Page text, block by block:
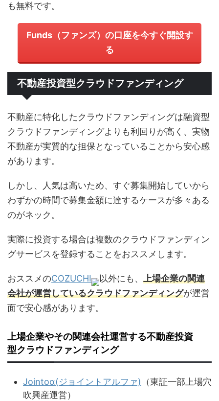
も無料です。
Funds（ファンズ）の口座を今すぐ開設す
る
不動産投資型クラウドファンディング
不動産に特化したクラウドファンディングは融資型
クラウドファンディングよりも利回りが高く、実物
不動産が実質的な担保となっていることから安心感
があります。
しかし、人気は高いため、すぐ募集開始していから
わずかの時間で募集金額に達するケースが多々ある
のがネック。
実際に投資する場合は複数のクラウドファンディン
グサービスを登録することをおススメします。
おススメのCOZUCHI 以外にも、 上場企業の関連
会社が運営しているクラウドファンディングが運営
面で安心感があります。
上場企業やその関連会社運営する不動産投資
型クラウドファンディング
Jointoα(ジョイントアルファ) （東証一部上場穴
吹興産運営）